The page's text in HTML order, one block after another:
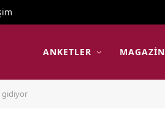
ANKETLER MAGAZIN
gidiyor